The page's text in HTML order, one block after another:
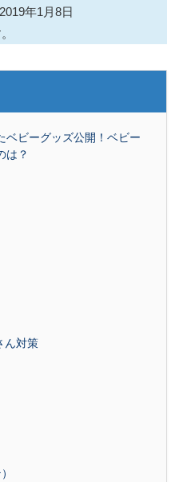
年1月8日
ベビーグッズ公開！ベビー
は？
ん対策